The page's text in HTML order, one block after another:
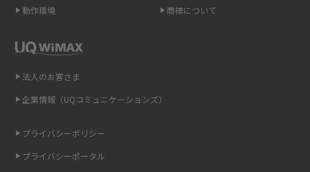
ポケット型Wi-Fi（モバイルWi-Fi）とは？おススメする方の特徴や選び方を
点も解説
ギガバイト（GB）とは？1GBの目安やギガが足りない時の対処法を紹介
動作環境
商標について
法人のお客さま
企業情報（UQコミュニケーションズ）
プライバシーポリシー
プライバシーポータル